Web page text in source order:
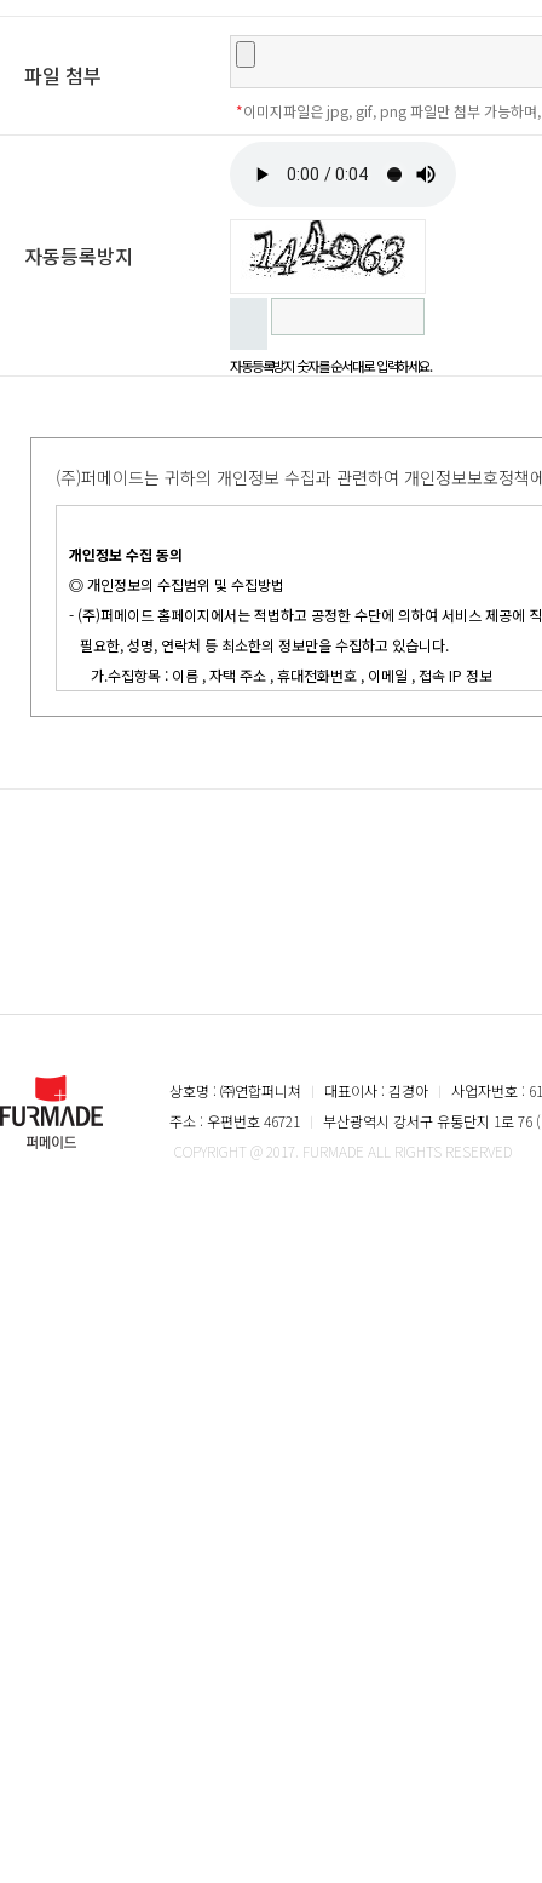
파일 첨부
*이미지파일은 jpg, gif, png 파일만 첨부 가능하
자동등록방지
자동등록방지 숫자를 순서대로 입력하세요.
(주)퍼메이드는 귀하의 개인정보 수집과 관련하여 개인정보보호정책
개인정보 수집 동의
◎ 개인정보의 수집범위 및 수집방법
- (주)퍼메이드 홈페이지에서는 적법하고 공정한 수단에 의하여 서비스 제공에
필요한, 성명, 연락처 등 최소한의 정보만을 수집하고 있습니다.
가.수집항목 : 이름 , 자택 주소 , 휴대전화번호 , 이메일 , 접속 IP 정보
이용기간 또는 정보주체로부터 개인정보를 수집시에 동의받은 개인정보 보유,
- 보존 항목 : 1:1문의, A/S신청
상호명 : ㈜연합퍼니쳐 ㅣ 대표이사 : 김경아 ㅣ 사업자번호 :
주소 : 우편번호 46721
ㅣ 부산광역시 강서구 유통단지 1로 76
COPYRIGHT @ 2017. FURMADE ALL RIGHTS RESERVED